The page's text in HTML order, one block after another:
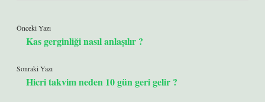
Önceki Yazı
Kas gerginliği nasıl anlaşılır ?
Sonraki Yazı
Hicri takvim neden 10 gün geri gelir ?